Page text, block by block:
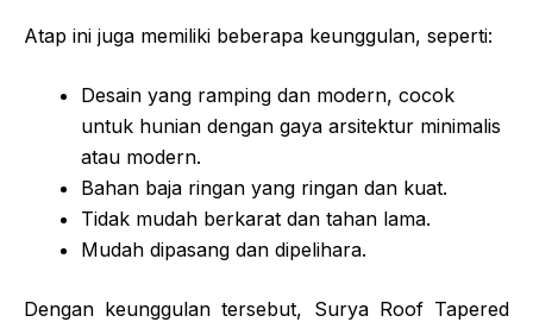
Atap ini juga memiliki beberapa keunggulan, seperti:
Desain yang ramping dan modern, cocok
untuk hunian dengan gaya arsitektur minimalis
atau modern.
Bahan baja ringan yang ringan dan kuat.
Tidak mudah berkarat dan tahan lama.
Mudah dipasang dan dipelihara.
Dengan keunggulan tersebut, Surya Roof Tapered